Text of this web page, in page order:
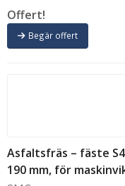
Offert!
Begär offert
Asfaltsfräs – fäste
190 mm, för